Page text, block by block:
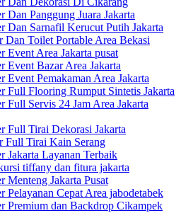
Dan Panggung Juara Jakarta
Dan Sarnafil Kerucut Putih Jakarta
Dan Toilet Portable Area Bekasi
Event Area Jakarta pusat
Event Bazar Area Jakarta
Event Pemakaman Area Jakarta
Full Flooring Rumput Sintetis Jakarta
Full Servis 24 Jam Area Jakarta
Full Tirai Dekorasi Jakarta
Full Tirai Kain Serang
Jakarta Layanan Terbaik
tiffany dan fitura jakarta
Menteng Jakarta Pusat
Pelayanan Cepat Area jabodetabek
Premium dan Backdrop Cikampek